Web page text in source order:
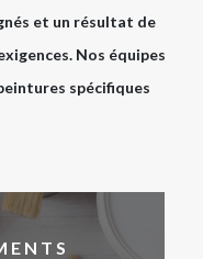
et un résultat de
Nos équipes
spécifiques